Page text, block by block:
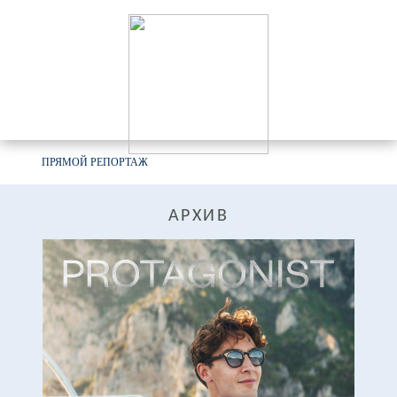
ПРЯМОЙ РЕПОРТАЖ
АРХИВ